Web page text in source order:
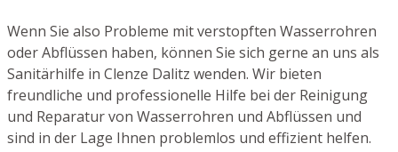
Wenn Sie also Probleme mit verstopften Wasserrohren
oder Abflüssen haben, können Sie sich gerne an uns als
Sanitärhilfe in Clenze Dalitz wenden. Wir bieten
freundliche und professionelle Hilfe bei der Reinigung
und Reparatur von Wasserrohren und Abflüssen und
sind in der Lage Ihnen problemlos und effizient helfen.